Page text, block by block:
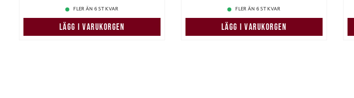
FLER ÄN 6 ST KVAR
LÄGG I VARUKORGEN
FLER ÄN 6 ST KVAR
LÄGG I VARUKORGEN